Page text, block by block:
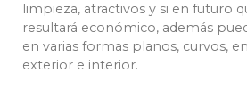
limpieza, atractivos y si en futuro
resultará económico, además
en varias formas planos, curvos,
exterior e interior.